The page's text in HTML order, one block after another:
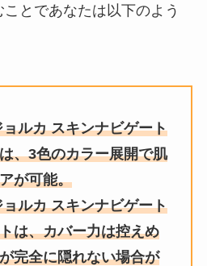
とであなたは以下のよう
ルカ スキンナビゲート
、3色のカラー展開で肌
が可能。
ルカ スキンナビゲート
は、カバー力は控えめ
完全に隠れない場合が